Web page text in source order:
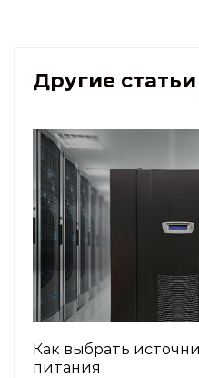
Другие статьи
Как выбрать
питания